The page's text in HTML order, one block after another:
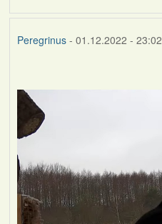
Peregrinus- 01.12.2022 - 23:02